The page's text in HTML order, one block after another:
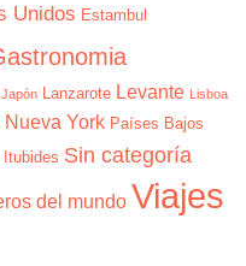
Unidos Estambul
Japón Lanzarote Levante Lisboa
Nueva York Países Bajos
Sin categoría
del mundo Viajes